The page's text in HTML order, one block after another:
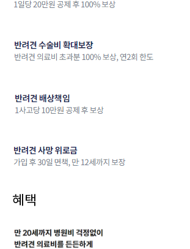
혜택